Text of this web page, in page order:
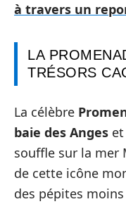
à travers un
LA
TRÉSORS
La célèbre
baie des Anges
souffle sur la mer
de cette icône
des pépites